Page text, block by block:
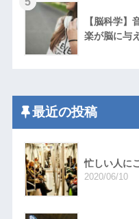
【脳科学
楽が脳に与
最近の投稿
忙しい人に
2020/06/10